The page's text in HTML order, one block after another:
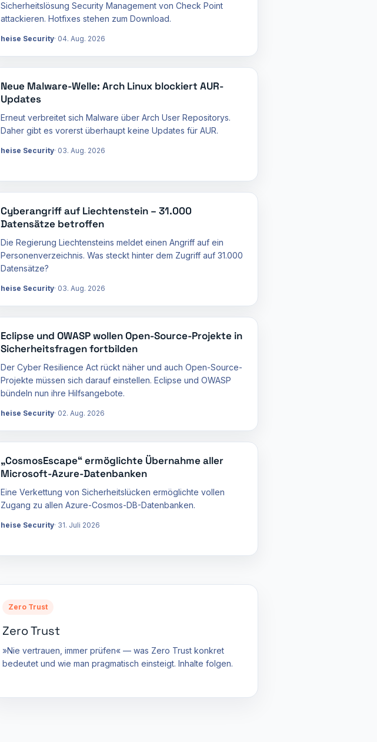
Sicherheitslösung Security Management von Check Point
attackieren. Hotfixes stehen zum Download.
heise Security 04. Aug. 2026
Neue Malware-Welle: Arch Linux blockiert AUR-
Updates
Erneut verbreitet sich Malware über Arch User Repositorys.
Daher gibt es vorerst überhaupt keine Updates für AUR.
heise Security 03. Aug. 2026
Cyberangriff auf Liechtenstein – 31.000
Datensätze betroffen
Die Regierung Liechtensteins meldet einen Angriff auf ein
Personenverzeichnis. Was steckt hinter dem Zugriff auf 31.000
Datensätze?
heise Security 03. Aug. 2026
Eclipse und OWASP wollen Open-Source-Projekte in
Sicherheitsfragen fortbilden
Der Cyber Resilience Act rückt näher und auch Open-Source-
Projekte müssen sich darauf einstellen. Eclipse und OWASP
bündeln nun ihre Hilfsangebote.
heise Security 02. Aug. 2026
„CosmosEscape“ ermöglichte Übernahme aller
Microsoft-Azure-Datenbanken
Eine Verkettung von Sicherheitslücken ermöglichte vollen
Zugang zu allen Azure-Cosmos-DB-Datenbanken.
heise Security 31. Juli 2026
Zero Trust
Zero Trust
»Nie vertrauen, immer prüfen« — was Zero Trust konkret
bedeutet und wie man pragmatisch einsteigt. Inhalte folgen.